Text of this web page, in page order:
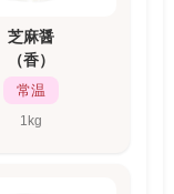
芝麻醤
（香）
常温
1kg